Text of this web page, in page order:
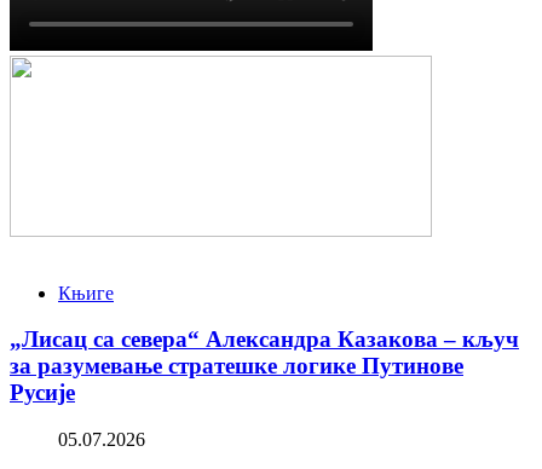
Књиге
„Лисац са севера“ Александра Казакова – кључ
за разумевање стратешке логике Путинове
Русије
05.07.2026